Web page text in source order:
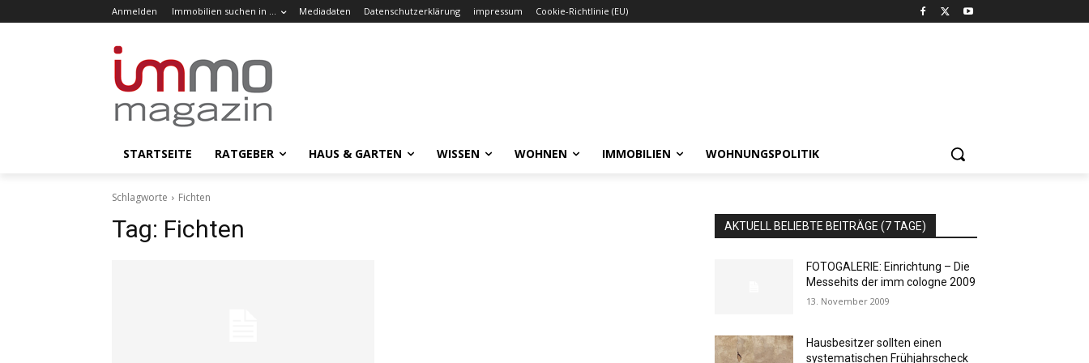
Anmelden Immobilien suchen in … Mediadaten Datenschutzerklärung impressum Cookie-Richtlinie (EU)
STARTSEITE RATGEBER HAUS & GARTEN WISSEN WOHNEN IMMOBILIEN WOHNUNGSPOLITIK
Schlagworte Fichten
Tag: Fichten AKTUELL BELIEBTE BEITRÄGE (7 TAGE)
FOTOGALERIE: Einrichtung – Die
Messehits der imm cologne 2009
13. November 2009
Hausbesitzer sollten einen
systematischen Frühjahrscheck